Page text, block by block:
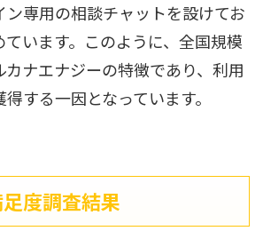
ン専用の相談チャットを設けてお
ています。このように、全国規模
ナエナジーの特徴であり、利用
する一因となっています。
度調査結果